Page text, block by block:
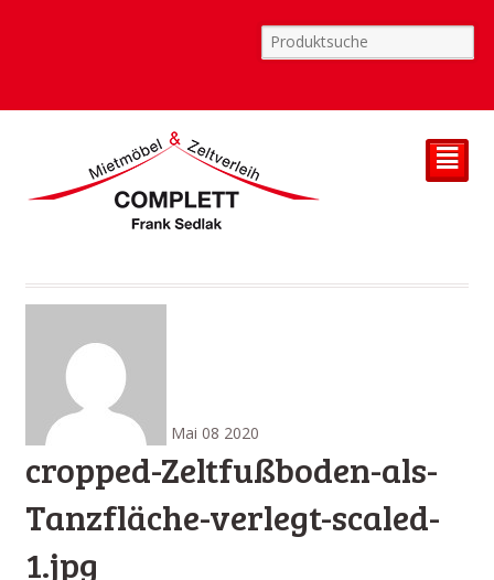
²
Mai 08 2020
cropped-Zeltfußboden-als-
Tanzfläche-verlegt-scaled-
1.jpg